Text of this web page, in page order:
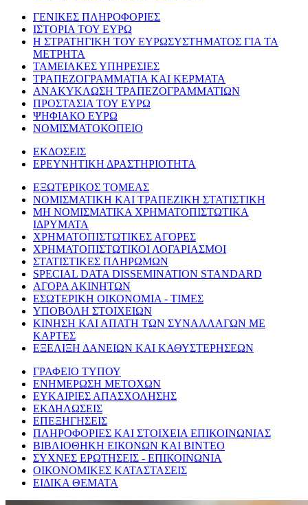
ΓΕΝΙΚΕΣ ΠΛΗΡΟΦΟΡΙΕΣ
ΙΣΤΟΡΙΑ ΤΟΥ ΕΥΡΩ
Η ΣΤΡΑΤΗΓΙΚΗ ΤΟΥ ΕΥΡΩΣΥΣΤΗΜΑΤΟΣ ΓΙΑ ΤΑ
ΜΕΤΡΗΤΑ
ΤΑΜΕΙΑΚΕΣ ΥΠΗΡΕΣΙΕΣ
ΤΡΑΠΕΖΟΓΡΑΜΜΑΤΙΑ ΚΑΙ ΚΕΡΜΑΤΑ
ΑΝΑΚΥΚΛΩΣΗ ΤΡΑΠΕΖΟΓΡΑΜΜΑΤΙΩΝ
ΠΡΟΣΤΑΣΙΑ ΤΟΥ ΕΥΡΩ
ΨΗΦΙΑΚΟ ΕΥΡΩ
ΝΟΜΙΣΜΑΤΟΚΟΠΕΙΟ
ΕΚΔΟΣΕΙΣ
ΕΡΕΥΝΗΤΙΚΗ ΔΡΑΣΤΗΡΙΟΤΗΤΑ
ΕΞΩΤΕΡΙΚΟΣ ΤΟΜΕΑΣ
ΝΟΜΙΣΜΑΤΙΚΗ ΚΑΙ ΤΡΑΠΕΖΙΚΗ ΣΤΑΤΙΣΤΙΚΗ
ΜΗ ΝΟΜΙΣΜΑΤΙΚΑ ΧΡΗΜΑΤΟΠΙΣΤΩΤΙΚΑ
ΙΔΡΥΜΑΤΑ
ΧΡΗΜΑΤΟΠΙΣΤΩΤΙΚΕΣ ΑΓΟΡΕΣ
ΧΡΗΜΑΤΟΠΙΣΤΩΤΙΚΟΙ ΛΟΓΑΡΙΑΣΜΟΙ
ΣΤΑΤΙΣΤΙΚΕΣ ΠΛΗΡΩΜΩΝ
SPECIAL DATA DISSEMINATION STANDARD
ΑΓΟΡΑ ΑΚΙΝΗΤΩΝ
ΕΣΩΤΕΡΙΚΗ ΟΙΚΟΝΟΜΙΑ - ΤΙΜΕΣ
ΥΠΟΒΟΛΗ ΣΤΟΙΧΕΙΩΝ
ΚΙΝΗΣΗ ΚΑΙ ΑΠΑΤΗ ΤΩΝ ΣΥΝΑΛΛΑΓΩΝ ΜΕ
ΚΑΡΤΕΣ
ΕΞΕΛΙΞΗ ΔΑΝΕΙΩΝ ΚΑΙ ΚΑΘΥΣΤΕΡΗΣΕΩΝ
ΓΡΑΦΕΙΟ ΤΥΠΟΥ
ΕΝΗΜΕΡΩΣΗ ΜΕΤΟΧΩΝ
ΕΥΚΑΙΡΙΕΣ ΑΠΑΣΧΟΛΗΣΗΣ
ΕΚΔΗΛΩΣΕΙΣ
ΕΠΕΞΗΓΗΣΕΙΣ
ΠΛΗΡΟΦΟΡΙΕΣ ΚΑΙ ΣΤΟΙΧΕΙΑ ΕΠΙΚΟΙΝΩΝΙΑΣ
ΒΙΒΛΙΟΘΗΚΗ ΕΙΚΟΝΩΝ ΚΑΙ ΒΙΝΤΕΟ
ΣΥΧΝΕΣ ΕΡΩΤΗΣΕΙΣ - ΕΠΙΚΟΙΝΩΝΙΑ
ΟΙΚΟΝΟΜΙΚΕΣ ΚΑΤΑΣΤΑΣΕΙΣ
ΕΙΔΙΚΑ ΘΕΜΑΤΑ